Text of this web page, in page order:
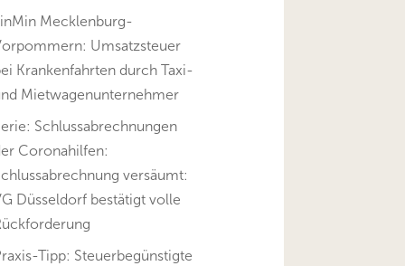
Mecklenburg-
Umsatzsteuer
Krankenfahrten durch Taxi-
Mietwagenunternehmer
Schlussabrechnungen
Coronahilfen:
versäumt:
Düsseldorf bestätigt volle
Tipp: Steuerbegünstigte